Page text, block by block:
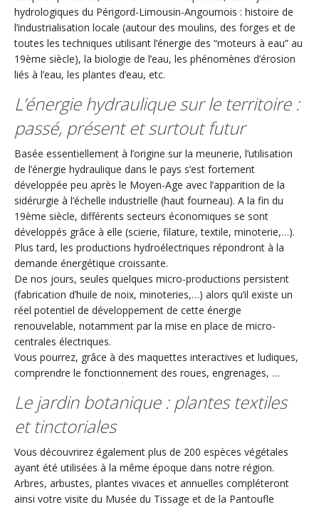
hydrologiques du Périgord-Limousin-Angoumois : histoire de
l’industrialisation locale (autour des moulins, des forges et de
toutes les techniques utilisant l’énergie des “moteurs à eau” au
19ème siècle), la biologie de l’eau, les phénomènes d’érosion
liés à l’eau, les plantes d’eau, etc.
L’énergie hydraulique sur le territoire :
passé, présent et surtout futur
Basée essentiellement à l’origine sur la meunerie, l’utilisation
de l’énergie hydraulique dans le pays s’est fortement
développée peu après le Moyen-Age avec l’apparition de la
sidérurgie à l’échelle industrielle (haut fourneau). A la fin du
19ème siècle, différents secteurs économiques se sont
développés grâce à elle (scierie, filature, textile, minoterie,…).
Plus tard, les productions hydroélectriques répondront à la
demande énergétique croissante.
De nos jours, seules quelques micro-productions persistent
(fabrication d’huile de noix, minoteries,…) alors qu’il existe un
réel potentiel de développement de cette énergie
renouvelable, notamment par la mise en place de micro-
centrales électriques.
Vous pourrez, grâce à des maquettes interactives et ludiques,
comprendre le fonctionnement des roues, engrenages, …
Le jardin botanique : plantes textiles
et tinctoriales
Vous découvrirez également plus de 200 espèces végétales
ayant été utilisées à la même époque dans notre région.
Arbres, arbustes, plantes vivaces et annuelles compléteront
ainsi votre visite du Musée du Tissage et de la Pantoufle